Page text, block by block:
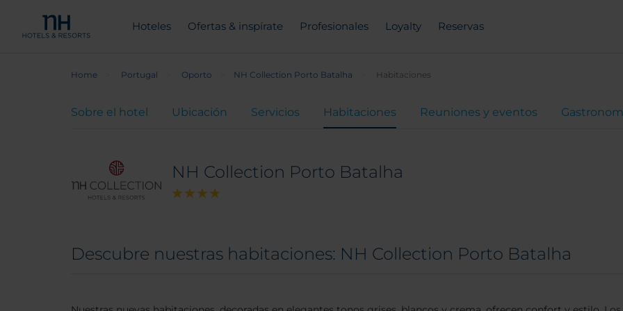
Hoteles Ofertas & inspírate Profesionales Loyalty Reservas
Home Portugal Oporto NH Collection Porto Batalha Habitaciones
Sobre el hotel Ubicación Servicios Habitaciones Reuniones y eventos
NH Collection Porto Batalha
Descubre nuestras habitaciones: NH Collection Porto Batalha